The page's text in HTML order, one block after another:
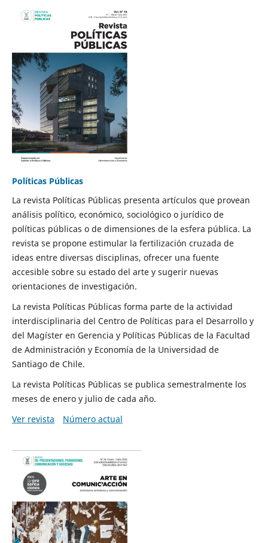
Políticas Públicas
La revista Políticas Públicas presenta artículos que provean
análisis político, económico, sociológico o jurídico de
políticas públicas o de dimensiones de la esfera pública. La
revista se propone estimular la fertilización cruzada de
ideas entre diversas disciplinas, ofrecer una fuente
accesible sobre su estado del arte y sugerir nuevas
orientaciones de investigación.
La revista Políticas Públicas forma parte de la actividad
interdisciplinaria del Centro de Políticas para el Desarrollo y
del Magíster en Gerencia y Políticas Públicas de la Facultad
de Administración y Economía de la Universidad de
Santiago de Chile.
La revista Políticas Públicas se publica semestralmente los
meses de enero y julio de cada año.
Ver revista
Número actual